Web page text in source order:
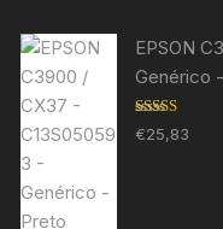
EPSON
Genérico
Avaliação
5.00de 5
€25,83